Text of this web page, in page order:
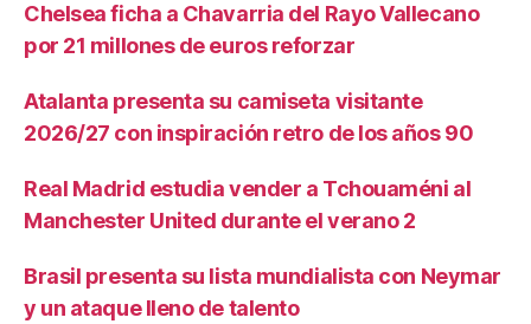
Chelsea ficha a Chavarria del Rayo Vallecano
por 21 millones de euros reforzar
Atalanta presenta su camiseta visitante
2026/27 con inspiración retro de los años 90
Real Madrid estudia vender a Tchouaméni al
Manchester United durante el verano 2
Brasil presenta su lista mundialista con Neymar
y un ataque lleno de talento